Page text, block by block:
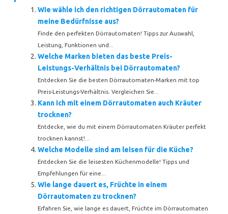
Wie wähle ich den richtigen Dörrautomaten für
meine Bedürfnisse aus?
Finde den perfekten Dörrautomaten! Tipps zur Auswahl,
Leistung, Funktionen und...
Welche Marken bieten das beste Preis-
Leistungs-Verhältnis bei Dörrautomaten?
Entdecken Sie die besten Dörrautomaten-Marken mit top
Preis-Leistungs-Verhältnis. Vergleichen Sie...
Kann ich mit einem Dörrautomaten auch Kräuter
trocknen?
Entdecke, wie du mit einem Dörrautomaten Kräuter perfekt
trocknen kannst!...
Welche Modelle sind am leisen für die Küche?
Entdecken Sie die leisesten Küchenmodelle! Tipps und
Empfehlungen für eine...
Wie lange dauert es, Früchte in einem
Dörrautomaten zu trocknen?
Erfahren Sie, wie lange es dauert, Früchte im Dörrautomaten